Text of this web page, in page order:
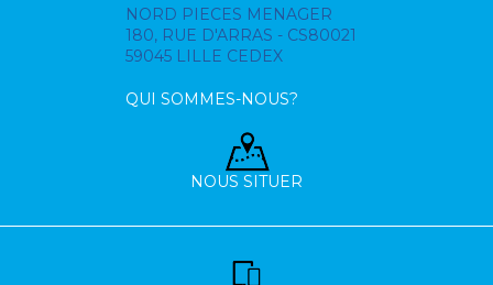
NORD PIECES MENAGER
180, RUE D'ARRAS - CS80021
59045 LILLE CEDEX
QUI SOMMES-NOUS?
NOUS SITUER